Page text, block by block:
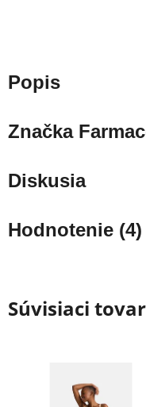
Popis
Značka
Diskusia
Hodnotenie (4)
Súvisiaci tovar